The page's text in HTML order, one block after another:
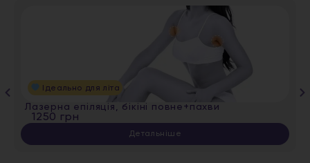
Ідеально для літа
Лазерна епіляція, бікіні повне+пахви
1250 грн
Детальніше